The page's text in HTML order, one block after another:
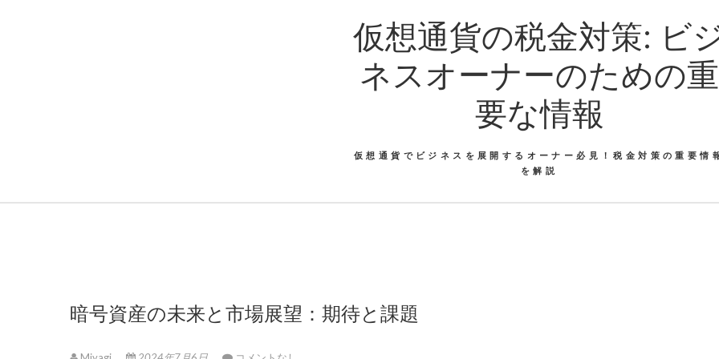
仮想通貨の税金対策: ビ
ネスオーナーのための重
要な情報
仮想通貨でビジネスを展開するオーナー必見！税金対策の重要情
を解説
暗号資産の未来と市場展望：期待と課題